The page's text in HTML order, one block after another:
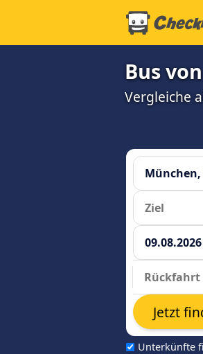
Bus
Vergleiche
Unterkünfte
Jetzt